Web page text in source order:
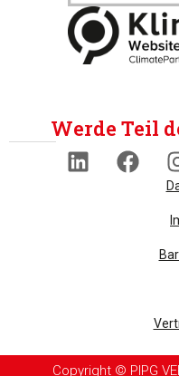
Werde Teil
Copyright © PIPG